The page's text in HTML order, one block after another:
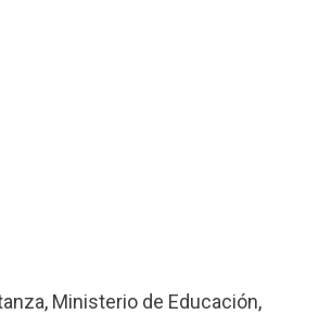
, Ministerio de Educación,